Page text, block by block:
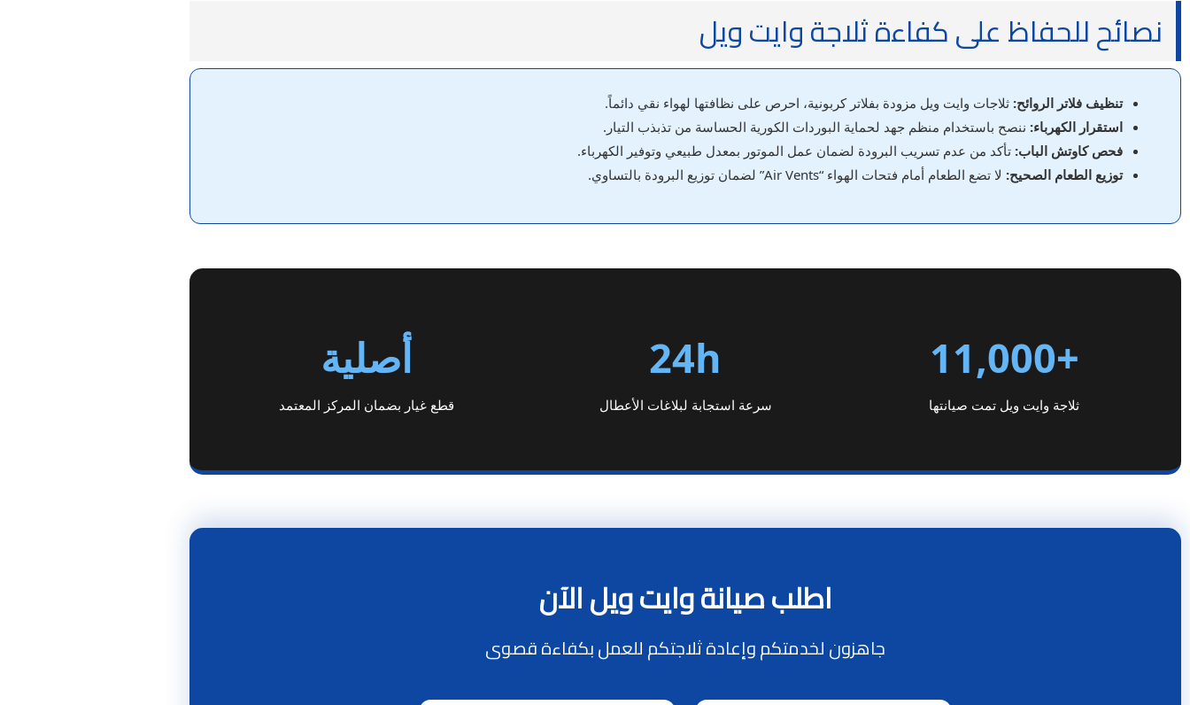
نصائح للحفاظ على كفاءة ثلاجة وايت ويل
تنظيف فلاتر الروائح: ثلاجات وايت ويل مزودة بفلاتر كربونية، احرص على نظافتها لهواء نقي دائماً.
استقرار الكهرباء: ننصح باستخدام منظم جهد لحماية البوردات الكورية الحساسة من تذبذب التيار.
فحص كاوتش الباب: تأكد من عدم تسريب البرودة لضمان عمل الموتور بمعدل طبيعي وتوفير الكهرباء.
توزيع الطعام الصحيح: لا تضع الطعام أمام فتحات الهواء “Air Vents” لضمان توزيع البرودة بالتساوي.
+11,000
ثلاجة وايت ويل تمت صيانتها
24h
سرعة استجابة لبلاغات الأعطال
أصلية
قطع غيار بضمان المركز المعتمد
اطلب صيانة وايت ويل الآن
جاهزون لخدمتكم وإعادة ثلاجتكم للعمل بكفاءة قصوى